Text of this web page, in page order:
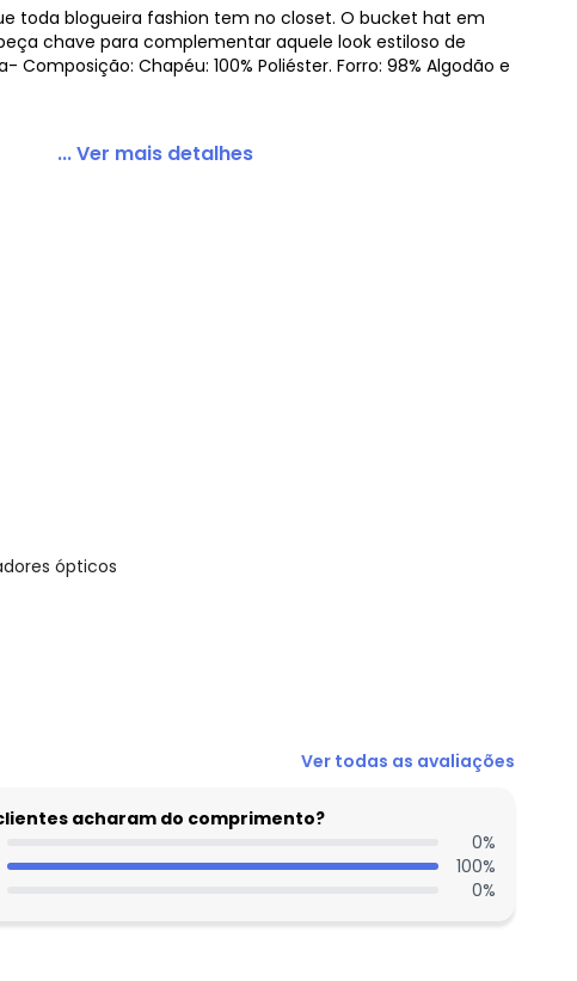
Carneirinho Rosa
toda blogueira fashion tem no closet. O bucket hat em
chave para complementar aquele look estiloso de
Composição: Chapéu: 100% Poliéster. Forro: 98% Algodão e
... Ver mais detalhes
ópticos
N/D*
R$ 21,57
R$ 23,97
N/D*
N/D*
Ver todas as avaliações
acharam do comprimento?
0%
100%
0%